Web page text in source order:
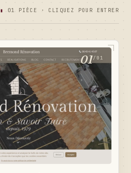
▮ 01 PIÈCE · CLIQUEZ POUR ENTRER
01/01